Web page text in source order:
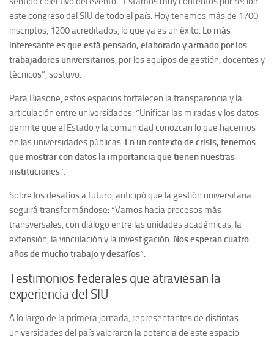
este congreso del SIU de todo el país. Hoy tenemos más de 1700
inscriptos, 1200 acreditados, lo que ya es un éxito. Lo más
interesante es que está pensado, elaborado y armado por los
trabajadores universitarios , por los equipos de gestión, docentes y
técnicos”, sostuvo.
Para Biasone, estos espacios fortalecen la transparencia y la
articulación entre universidades: “Unificar las miradas y los datos
permite que el Estado y la comunidad conozcan lo que hacemos
en las universidades públicas. En un contexto de crisis, tenemos
que mostrar con datos la importancia que tienen nuestras
instituciones”.
Sobre los desafíos a futuro, anticipó que la gestión universitaria
seguirá transformándose: “Vamos hacia procesos más
transversales, con diálogo entre las unidades académicas, la
extensión, la vinculación y la investigación. Nos esperan cuatro
años de mucho trabajo y desafíos”.
Testimonios federales que atraviesan la
experiencia del SIU
A lo largo de la primera jornada, representantes de distintas
universidades del país valoraron la potencia de este espacio